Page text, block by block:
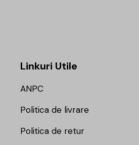
Linkuri Utile
ANPC
Politica de livrare
Politica de retur